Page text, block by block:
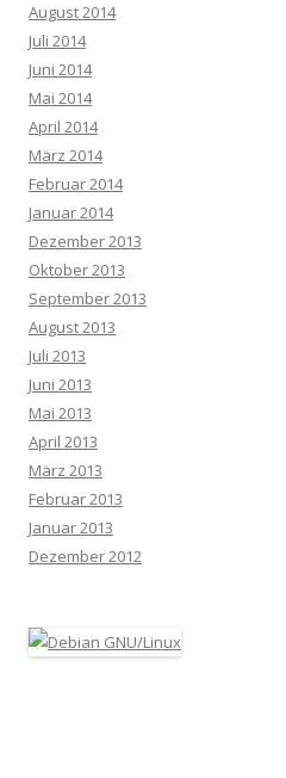
August 2014
Juli 2014
Juni 2014
Mai 2014
April 2014
März 2014
Februar 2014
Januar 2014
Dezember 2013
Oktober 2013
September 2013
August 2013
Juli 2013
Juni 2013
Mai 2013
April 2013
März 2013
Februar 2013
Januar 2013
Dezember 2012